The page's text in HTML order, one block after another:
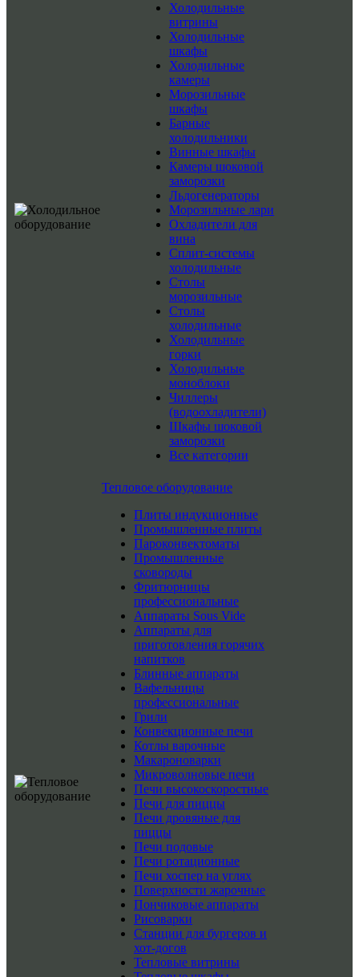
Холодильные
витрины
Холодильные
шкафы
Холодильные
камеры
Морозильные
шкафы
Барные
холодильники
Винные шкафы
Камеры шоковой
заморозки
Льдогенераторы
Морозильные лари
Охладители для
вина
Сплит-системы
холодильные
Столы
морозильные
Столы
холодильные
Холодильные
горки
Холодильные
моноблоки
Чиллеры
(водоохладители)
Шкафы шоковой
заморозки
Все категории
Тепловое оборудование
Плиты индукционные
Промышленные плиты
Пароконвектоматы
Промышленные
сковороды
Фритюрницы
профессиональные
Аппараты Sous Vide
Аппараты для
приготовления горячих
напитков
Блинные аппараты
Вафельницы
профессиональные
Грили
Конвекционные печи
Котлы варочные
Макароноварки
Микроволновые печи
Печи высокоскоростные
Печи для пиццы
Печи дровяные для
пиццы
Печи подовые
Печи ротационные
Печи хоспер на углях
Поверхности жарочные
Пончиковые аппараты
Рисоварки
Станции для бургеров и
хот-догов
Тепловые витрины